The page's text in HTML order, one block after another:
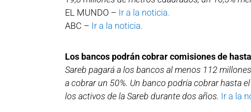
EL MUNDO – Ir a la noticia.
ABC – Ir a la noticia.
Los bancos podrán cobrar comisiones de
Sareb pagará a los bancos al menos 112
a cobrar un 50%. Un banco podría cobrar hasta
los activos de la Sareb durante dos años. Ir a la